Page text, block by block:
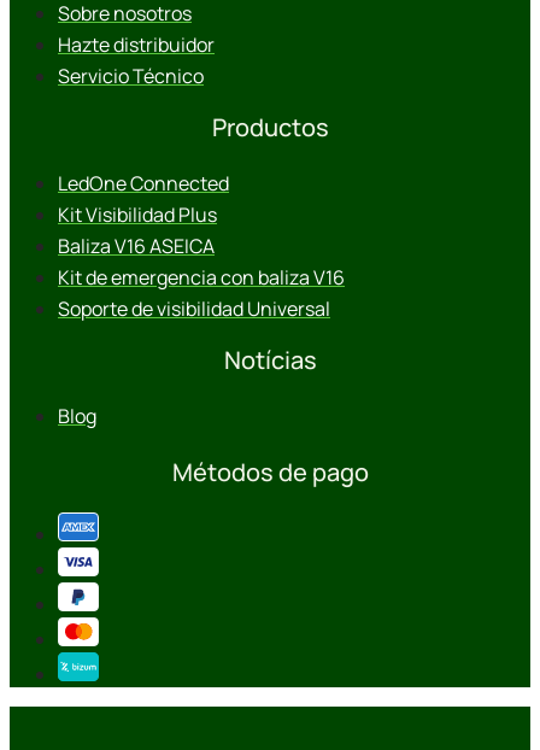
Sobre nosotros
Hazte distribuidor
Servicio Técnico
Productos
LedOne Connected
Kit Visibilidad Plus
Baliza V16 ASEICA
Kit de emergencia con baliza V16
Soporte de visibilidad Universal
Notícias
Blog
Métodos de pago